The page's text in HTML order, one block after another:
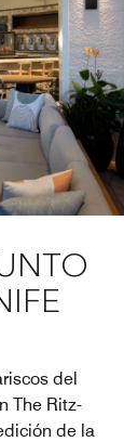
del
The Ritz-
de la